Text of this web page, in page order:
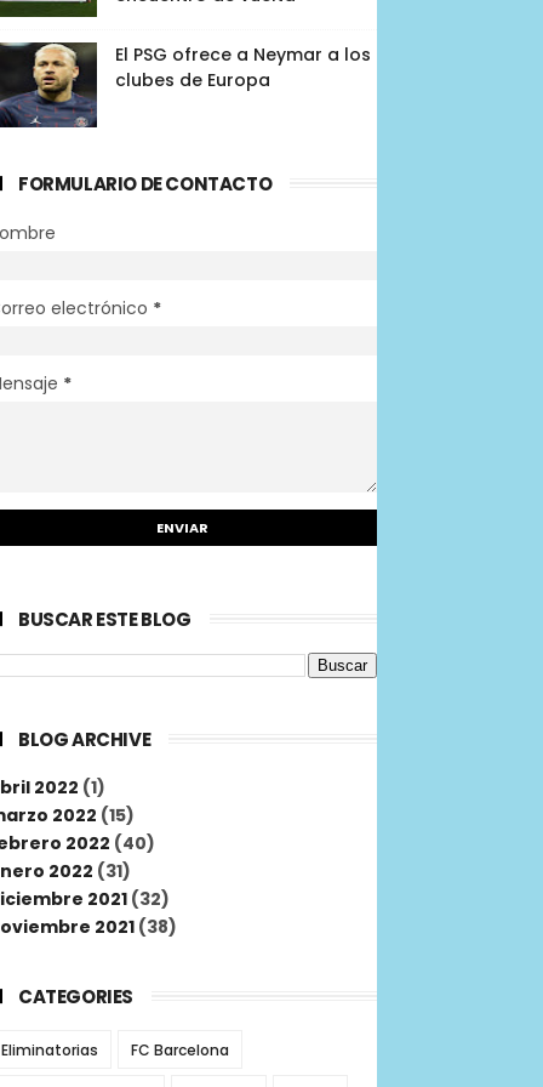
El PSG ofrece a Neymar a los
clubes de Europa
FORMULARIO DE CONTACTO
electrónico *
*
BUSCAR ESTE BLOG
BLOG ARCHIVE
2022 (1)
2022 (15)
2022 (40)
2022 (31)
2021 (32)
2021 (38)
CATEGORIES
Eliminatorias FC Barcelona